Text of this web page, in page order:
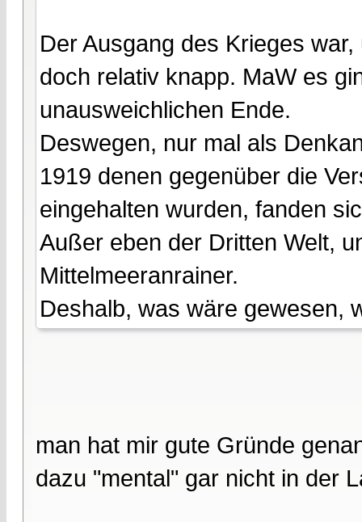
Der Ausgang des Krieges
doch relativ knapp. MaW es
unausweichlichen Ende.
Deswegen, nur mal als
1919 denen gegenüber die
eingehalten wurden, fanden
Außer eben der Dritten Welt,
Mittelmeeranrainer.
Deshalb, was wäre gewesen,
man hat mir gute Gründe
dazu "mental" gar nicht in der